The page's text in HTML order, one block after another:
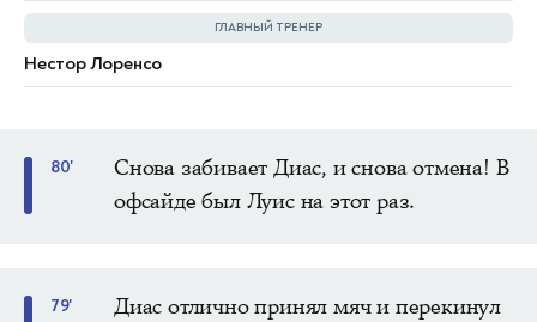
ГЛАВНЫЙ ТРЕНЕР
Нестор Лоренсо
Sebastien Desabre
80'
Снова забивает Диас, и снова отмена! В
офсайде был Луис на этот раз.
79'
Диас отлично принял мяч и перекинул